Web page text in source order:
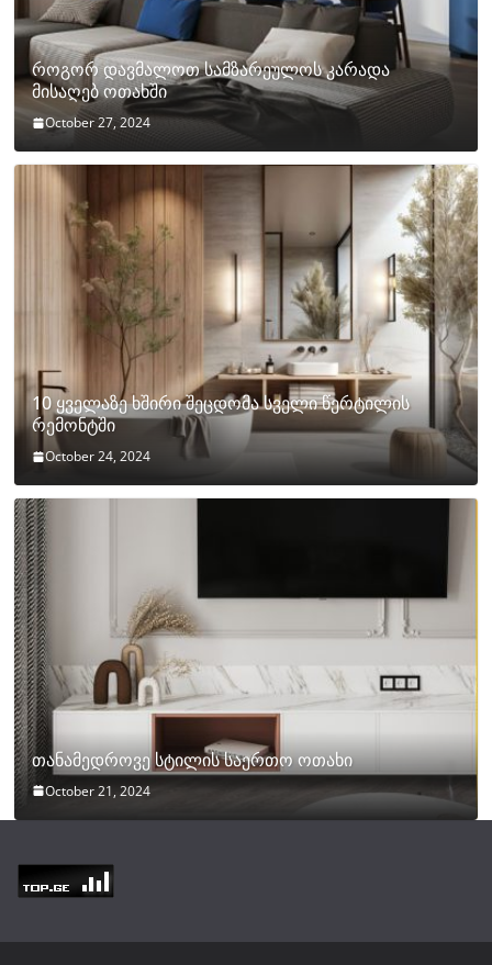
როგორ დავმალოთ სამზარეულოს კარადა
მისაღებ ოთახში
October 27, 2024
10 ყველაზე ხშირი შეცდომა სველი წერტილის
რემონტში
October 24, 2024
თანამედროვე სტილის საერთო ოთახი
October 21, 2024